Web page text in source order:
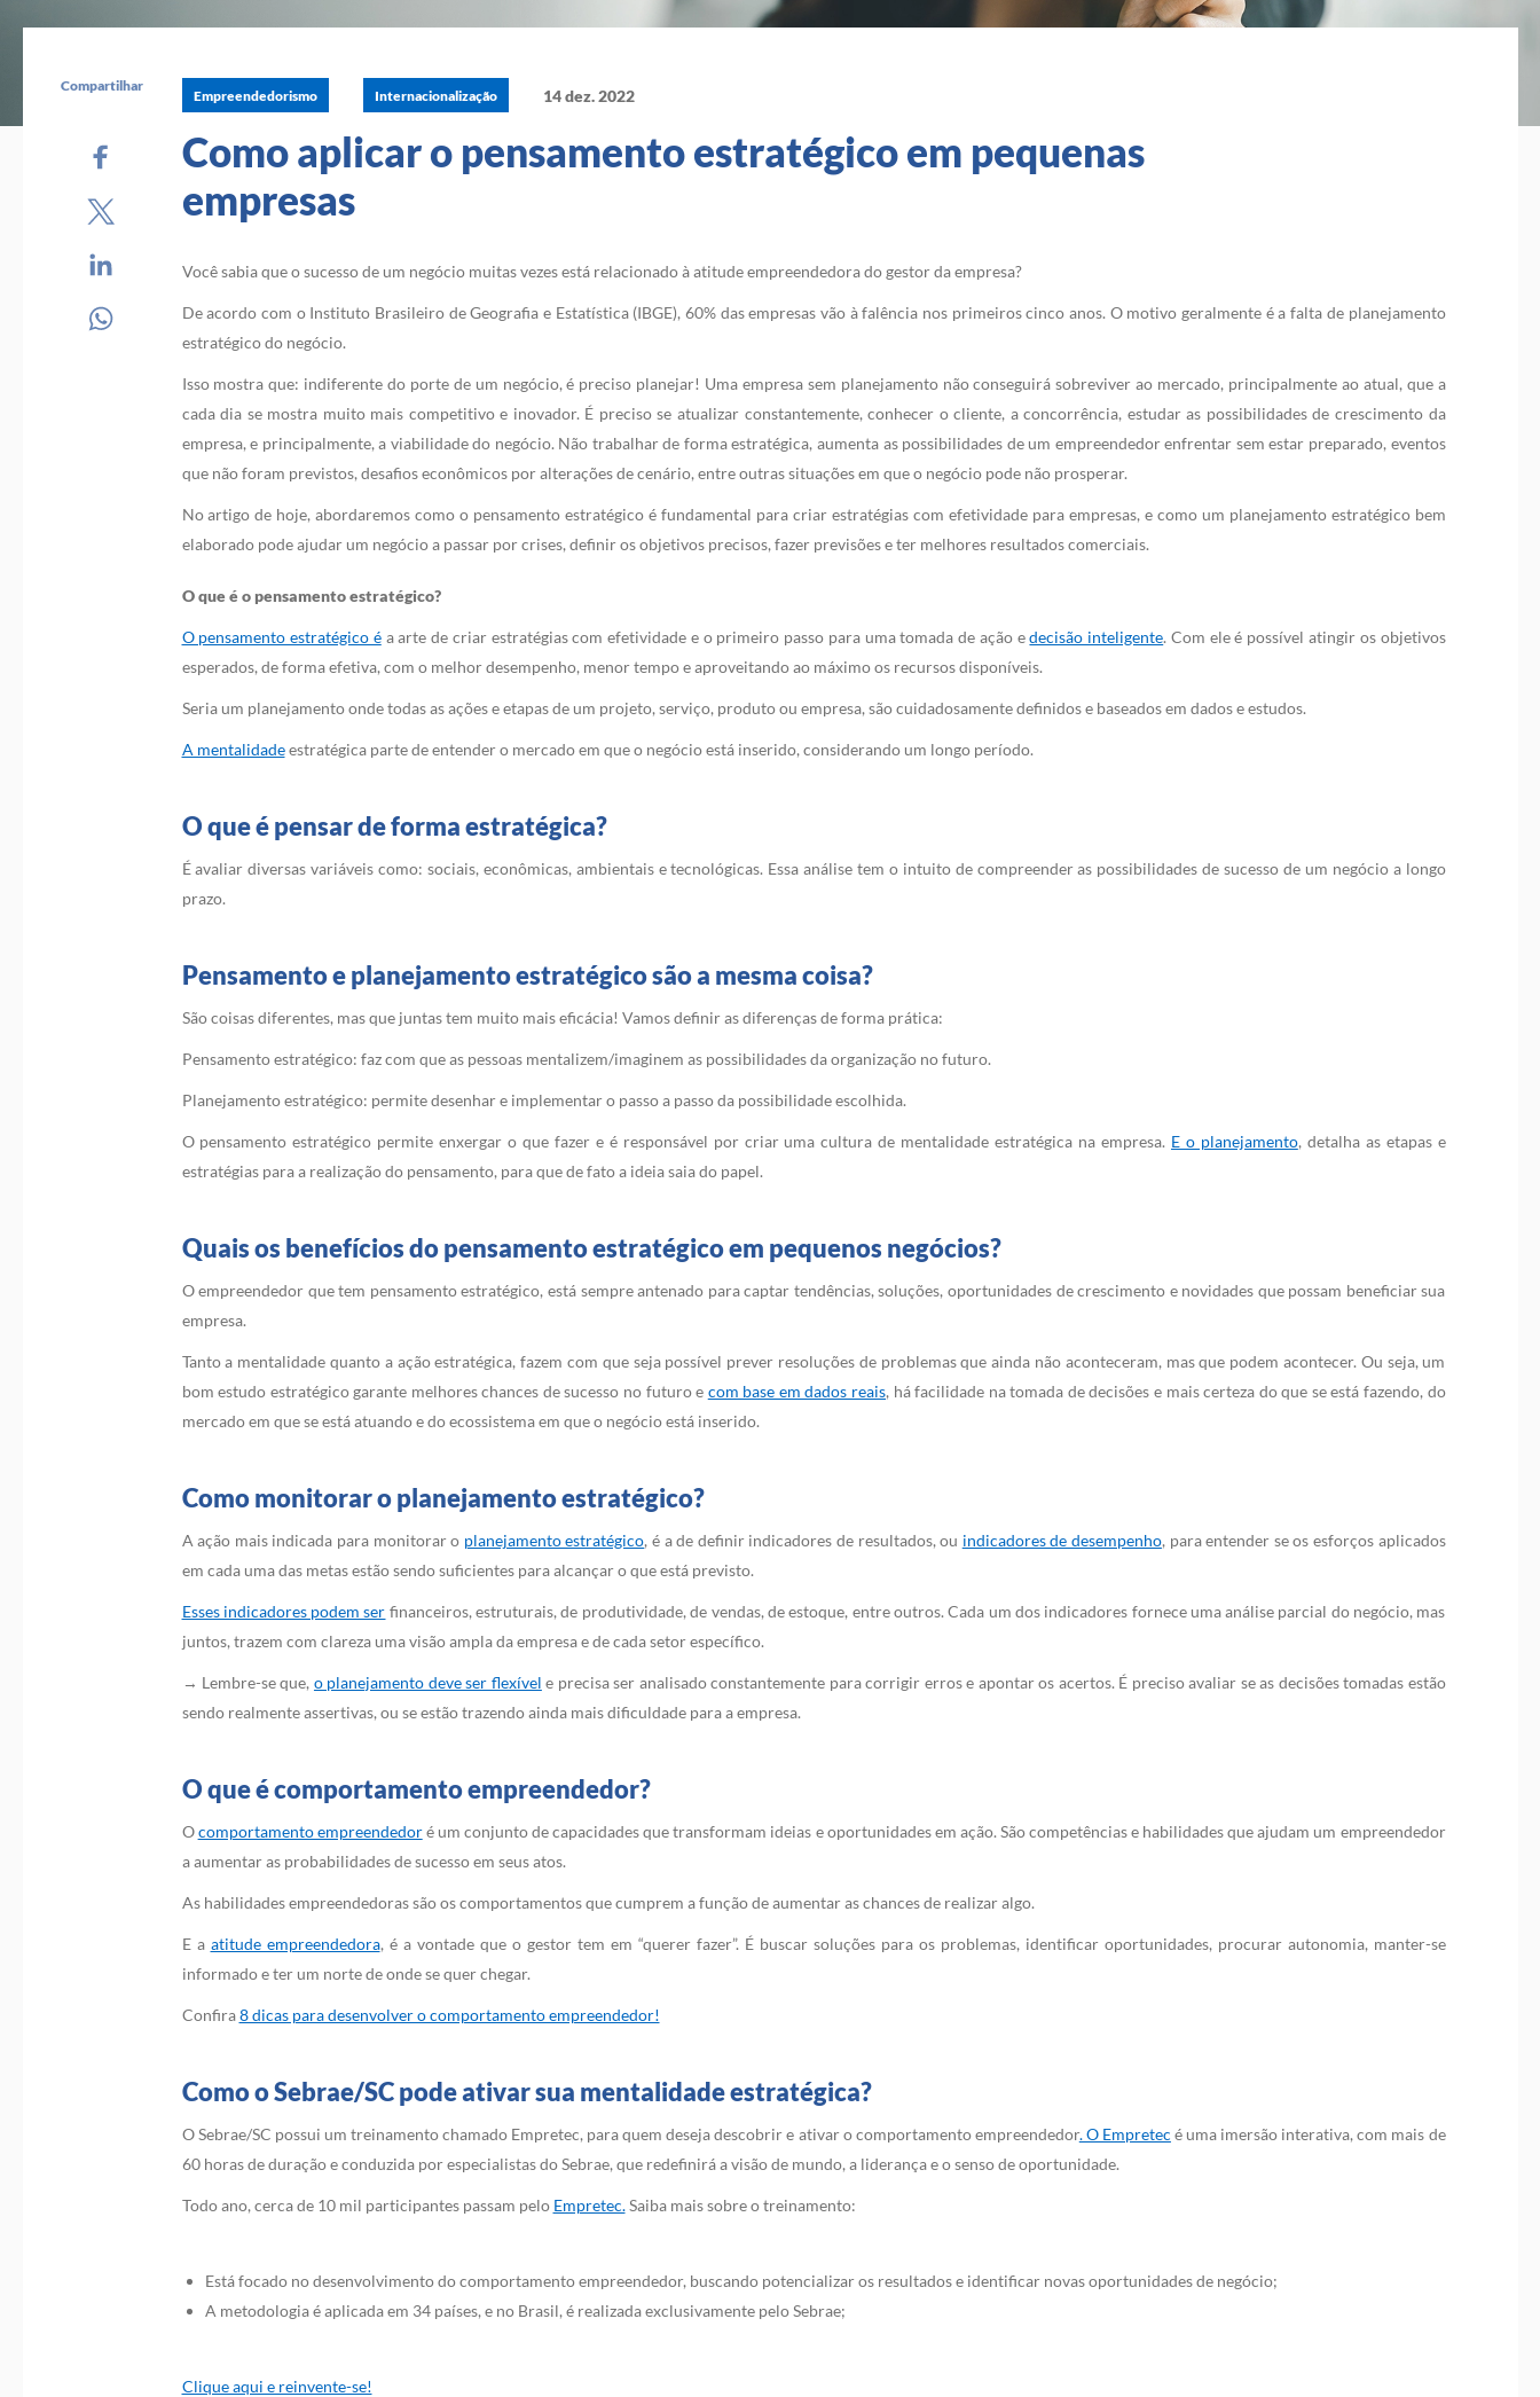
Compartilhar
Empreendedorismo Internacionalização 14 dez. 2022
Como aplicar o pensamento estratégico em pequenas
empresas
Você sabia que o sucesso de um negócio muitas vezes está relacionado à atitude empreendedora do gestor da empresa?
De acordo com o Instituto Brasileiro de Geografia e Estatística (IBGE), 60% das empresas vão à falência nos primeiros cinco anos. O motivo geralmente é a falta de planejamento
estratégico do negócio.
Isso mostra que: indiferente do porte de um negócio, é preciso planejar! Uma empresa sem planejamento não conseguirá sobreviver ao mercado, principalmente ao atual, que a
cada dia se mostra muito mais competitivo e inovador. É preciso se atualizar constantemente, conhecer o cliente, a concorrência, estudar as possibilidades de crescimento da
empresa, e principalmente, a viabilidade do negócio. Não trabalhar de forma estratégica, aumenta as possibilidades de um empreendedor enfrentar sem estar preparado, eventos
que não foram previstos, desafios econômicos por alterações de cenário, entre outras situações em que o negócio pode não prosperar.
No artigo de hoje, abordaremos como o pensamento estratégico é fundamental para criar estratégias com efetividade para empresas, e como um planejamento estratégico bem
elaborado pode ajudar um negócio a passar por crises, definir os objetivos precisos, fazer previsões e ter melhores resultados comerciais.
O que é o pensamento estratégico?
O pensamento estratégico éa arte de criar estratégias com efetividade e o primeiro passo para uma tomada de ação edecisão inteligente. Com ele é possível atingir os objetivos
esperados, de forma efetiva, com o melhor desempenho, menor tempo e aproveitando ao máximo os recursos disponíveis.
Seria um planejamento onde todas as ações e etapas de um projeto, serviço, produto ou empresa, são cuidadosamente definidos e baseados em dados e estudos.
A mentalidadeestratégica parte de entender o mercado em que o negócio está inserido, considerando um longo período.
O que é pensar de forma estratégica?
É avaliar diversas variáveis como: sociais, econômicas, ambientais e tecnológicas. Essa análise tem o intuito de compreender as possibilidades de sucesso de um negócio a longo
prazo.
Pensamento e planejamento estratégico são a mesma coisa?
São coisas diferentes, mas que juntas tem muito mais eficácia! Vamos definir as diferenças de forma prática:
Pensamento estratégico: faz com que as pessoas mentalizem/imaginem as possibilidades da organização no futuro.
Planejamento estratégico: permite desenhar e implementar o passo a passo da possibilidade escolhida.
O pensamento estratégico permite enxergar o que fazer e é responsável por criar uma cultura de mentalidade estratégica na empresa. E o planejamento, detalha as etapas e
estratégias para a realização do pensamento, para que de fato a ideia saia do papel.
Quais os benefícios do pensamento estratégico em pequenos negócios?
O empreendedor que tem pensamento estratégico, está sempre antenado para captar tendências, soluções, oportunidades de crescimento e novidades que possam beneficiar sua
empresa.
Tanto a mentalidade quanto a ação estratégica, fazem com que seja possível prever resoluções de problemas que ainda não aconteceram, mas que podem acontecer. Ou seja, um
bom estudo estratégico garante melhores chances de sucesso no futuro e com base em dados reais, há facilidade na tomada de decisões e mais certeza do que se está fazendo, do
mercado em que se está atuando e do ecossistema em que o negócio está inserido.
Como monitorar o planejamento estratégico?
A ação mais indicada para monitorar o planejamento estratégico, é a de definir indicadores de resultados, ou indicadores de desempenho, para entender se os esforços aplicados
em cada uma das metas estão sendo suficientes para alcançar o que está previsto.
Esses indicadores podem ser financeiros, estruturais, de produtividade, de vendas, de estoque, entre outros. Cada um dos indicadores fornece uma análise parcial do negócio, mas
juntos, trazem com clareza uma visão ampla da empresa e de cada setor específico.
→ Lembre-se que, o planejamento deve ser flexível e precisa ser analisado constantemente para corrigir erros e apontar os acertos. É preciso avaliar se as decisões tomadas estão
sendo realmente assertivas, ou se estão trazendo ainda mais dificuldade para a empresa.
O que é comportamento empreendedor?
Ocomportamento empreendedoré um conjunto de capacidades que transformam ideias e oportunidades em ação. São competências e habilidades que ajudam um empreendedor
a aumentar as probabilidades de sucesso em seus atos.
As habilidades empreendedoras são os comportamentos que cumprem a função de aumentar as chances de realizar algo.
E a atitude empreendedora, é a vontade que o gestor tem em “querer fazer”. É buscar soluções para os problemas, identificar oportunidades, procurar autonomia, manter-se
informado e ter um norte de onde se quer chegar.
Confira8 dicas para desenvolver o comportamento empreendedor!
Como o Sebrae/SC pode ativar sua mentalidade estratégica?
O Sebrae/SC possui um treinamento chamado Empretec, para quem deseja descobrir e ativar o comportamento empreendedor. O Empretec é uma imersão interativa, com mais de
60 horas de duração e conduzida por especialistas do Sebrae, que redefinirá a visão de mundo, a liderança e o senso de oportunidade.
Todo ano, cerca de 10 mil participantes passam pelo Empretec.Saiba mais sobre o treinamento:
Está focado no desenvolvimento do comportamento empreendedor, buscando potencializar os resultados e identificar novas oportunidades de negócio;
A metodologia é aplicada em 34 países, e no Brasil, é realizada exclusivamente pelo Sebrae;
Clique aqui e reinvente-se!